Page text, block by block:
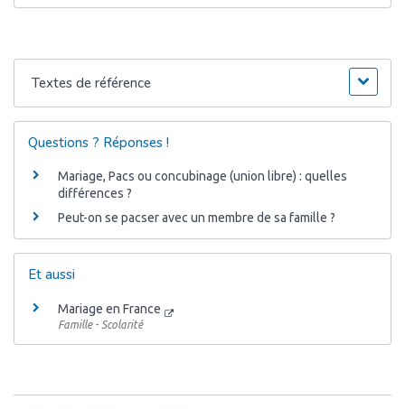
Textes de référence
Questions ? Réponses !
Mariage, Pacs ou concubinage (union libre) : quelles
différences ?
Peut-on se pacser avec un membre de sa famille ?
Et aussi
Mariage en France
Famille - Scolarité